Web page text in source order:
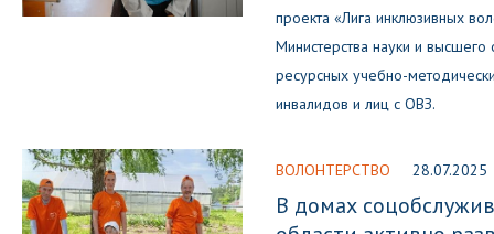
проекта «Лига инклюзивных
Министерства науки и
ресурсных учебно-
инвалидов и лиц с ОВЗ.
ВОЛОНТЕРСТВО 28.07.2025
В домах